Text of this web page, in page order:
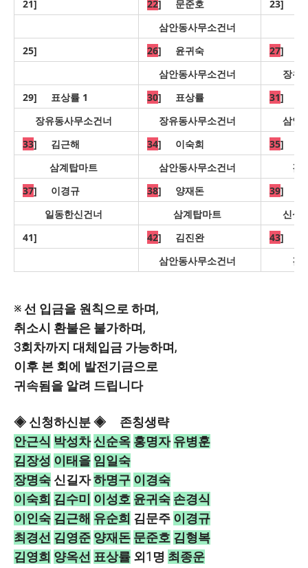
21]
22] 문준호
23]
삼안동사무소건너
25]
26] 윤귀숙 27] 임
삼안동사무소건너
장유
29] 표상률 1
30] 표상률 31] 김
장유동사무소건너
장유동사무소건너
삼안
33] 김근해 34] 이숙희 35] 김
삼계탑마트
삼안동사무소건너
김
37] 이경규 38] 양재돈 39] 김
일동한신건너
삼계탑마트
신성
41]
42] 김진완 43] 최
삼안동사무소건너
김
※ 선 입금을 원칙으로 하며,
취소시 환불은 불가하며,
3회차까지 대체입금 가능하며,
이후 본 회에 발전기금으로
귀속됨을 알려 드립니다
◈ 신청하신분 ◈ 존칭생략
안근식 박성차 신순옥 홍명자 유병훈
김장성 이태을 임일숙
장명숙 신길자하명구 이경숙
이숙희 김수미 이성호 윤귀숙 손경식
이인숙 김근해 유순희 김문주 이경규
최경선 김영준 양재돈 문준호 김형복
김영희 양옥선 표상률 외1명 최종운